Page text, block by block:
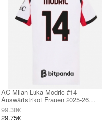
AC Milan Luka Modric #14
Auswärtstrikot Frauen 2025-26
Kurzarm
99.38€
29.75€